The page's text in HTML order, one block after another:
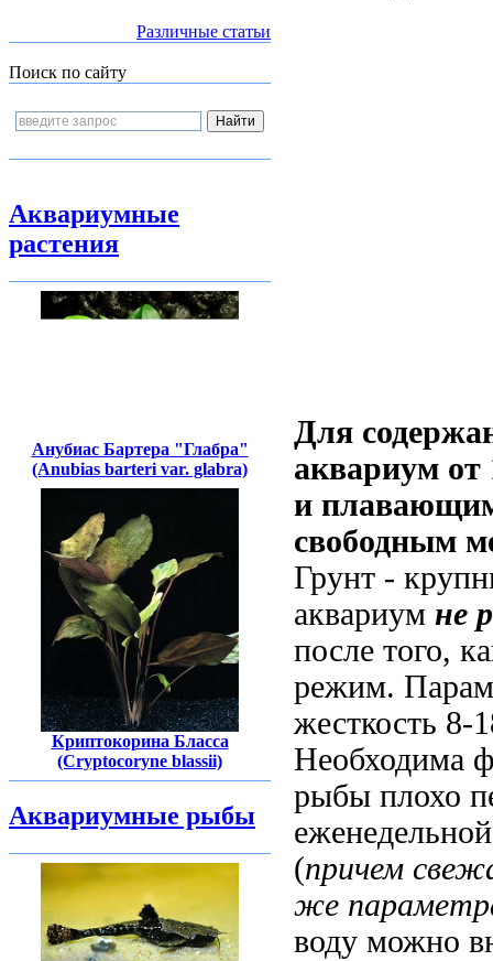
Различные статьи
Поиск по сайту
Аквариумные
растения
Анубиас Бартера "Глабра"
(Anubias barteri var. glabra)
Криптокорина Бласса
(Cryptocoryne blassii)
Аквариумные рыбы
Для
аквариум от
и
свободным
Грунт -
аквариум не
после того,
режим.
жесткость 8-
Необходима
рыбы плохо
(причем
же
воду можно